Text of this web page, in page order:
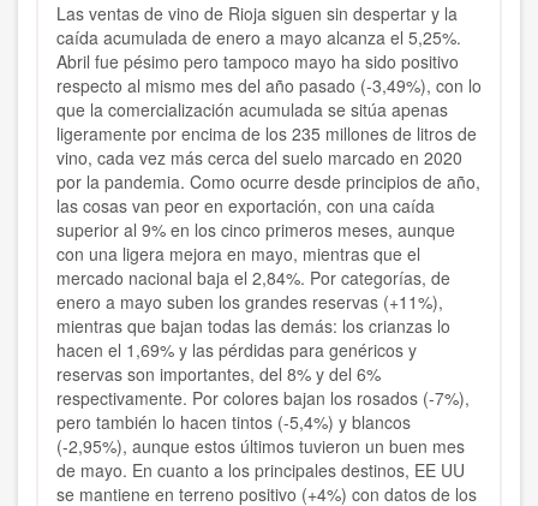
Las ventas de vino de Rioja siguen sin despertar y la
caída acumulada de enero a mayo alcanza el 5,25%.
Abril fue pésimo pero tampoco mayo ha sido positivo
respecto al mismo mes del año pasado (-3,49%), con lo
que la comercialización acumulada se sitúa apenas
ligeramente por encima de los 235 millones de litros de
vino, cada vez más cerca del suelo marcado en 2020
por la pandemia. Como ocurre desde principios de año,
las cosas van peor en exportación, con una caída
superior al 9% en los cinco primeros meses, aunque
con una ligera mejora en mayo, mientras que el
mercado nacional baja el 2,84%. Por categorías, de
enero a mayo suben los grandes reservas (+11%),
mientras que bajan todas las demás: los crianzas lo
hacen el 1,69% y las pérdidas para genéricos y
reservas son importantes, del 8% y del 6%
respectivamente. Por colores bajan los rosados (-7%),
pero también lo hacen tintos (-5,4%) y blancos
(-2,95%), aunque estos últimos tuvieron un buen mes
de mayo. En cuanto a los principales destinos, EE UU
se mantiene en terreno positivo (+4%) con datos de los